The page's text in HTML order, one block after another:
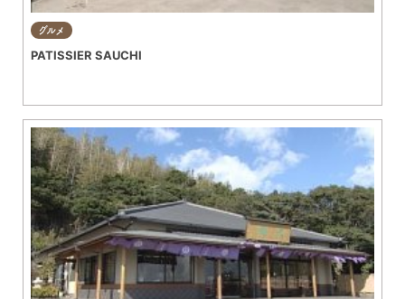
グルメ
PATISSIER SAUCHI